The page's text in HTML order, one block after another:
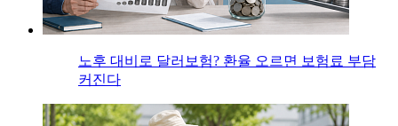
노후 대비로 달러보험? 환율 오르면 보험료 부담
커진다